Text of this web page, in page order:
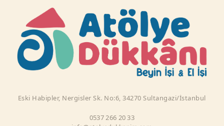
Eski Habipler, Nergisler Sk. No:6, 34270 Sultangazi/İstanbul
0537 266 20 33